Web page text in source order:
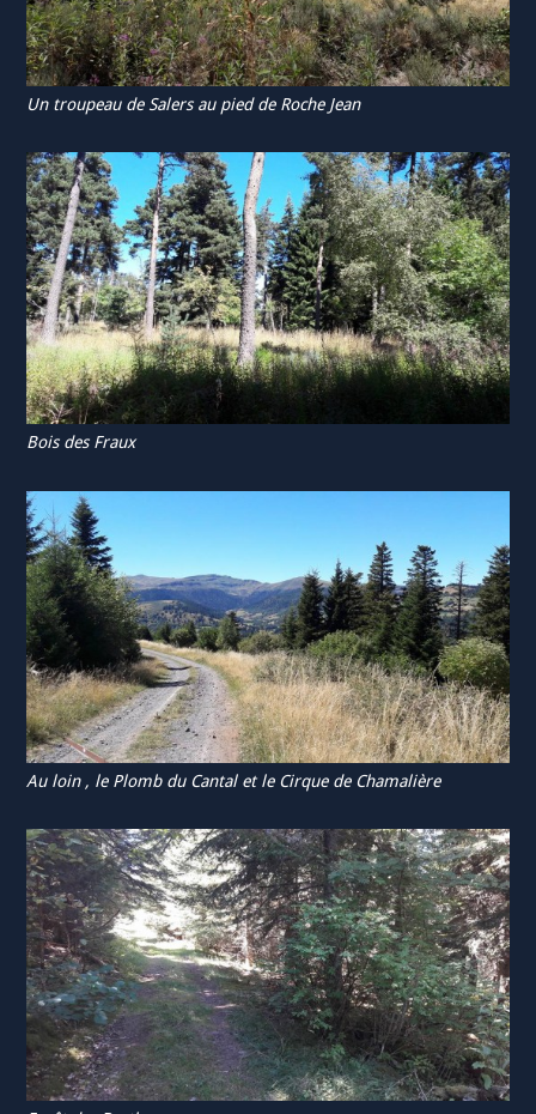
Un troupeau de Salers au pied de Roche Jean
Bois des Fraux
Au loin , le Plomb du Cantal et le Cirque de Chamalière